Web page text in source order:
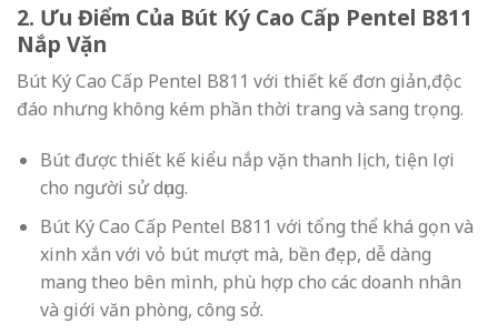
2. Ưu Điểm Của Bút Ký Cao Cấp Pentel B811
Nắp Vặn
Bút Ký Cao Cấp Pentel B811 với thiết kế đơn giản,độc
đáo nhưng không kém phần thời trang và sang trọng.
Bút được thiết kế kiểu nắp vặn thanh lịch, tiện lợi
cho người sử dụng.
Bút Ký Cao Cấp Pentel B811 với tổng thể khá gọn và
xinh xắn với vỏ bút mượt mà, bền đẹp, dễ dàng
mang theo bên mình, phù hợp cho các doanh nhân
và giới văn phòng, công sở.